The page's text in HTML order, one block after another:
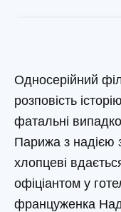
Односерійний
розповість
фатальні
Парижа з надією
хлопцеві
офіціантом у
француженка